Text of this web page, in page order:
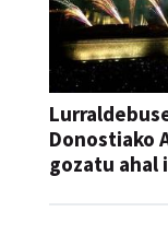
Donostiako
gozatu ahal